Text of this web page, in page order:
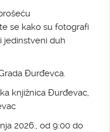
se kako su fotografi
jedinstveni duh
Đurđevca.
knjižnica Đurđevac,
2026., od 9:00 do